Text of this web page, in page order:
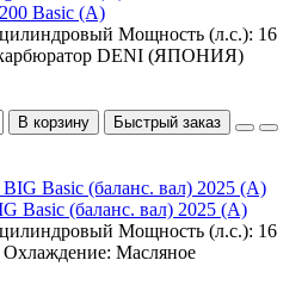
Basic (А)
Мощность (л.с.): 16
DENI (ЯПОНИЯ)
В корзину Быстрый заказ
Basic (баланс. вал) 2025 (A)
Мощность (л.с.): 16
Охлаждение: Масляное